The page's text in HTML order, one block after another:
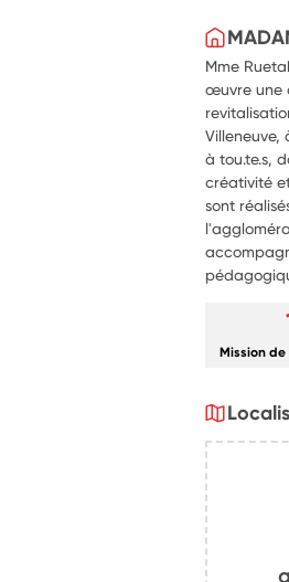
Mme
œuvre une
Villeneuve,
à tou.te.s,
créativité
sont
Mission